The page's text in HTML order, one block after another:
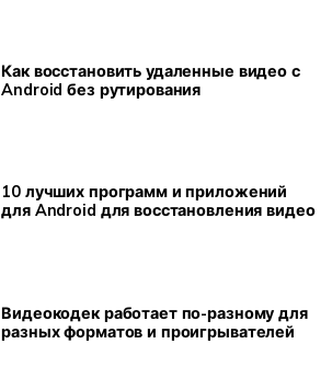
Как восстановить удаленные видео с
Android без рутирования
10 лучших программ и приложений
для Android для восстановления видео
Видеокодек работает по-разному для
разных форматов и проигрывателей